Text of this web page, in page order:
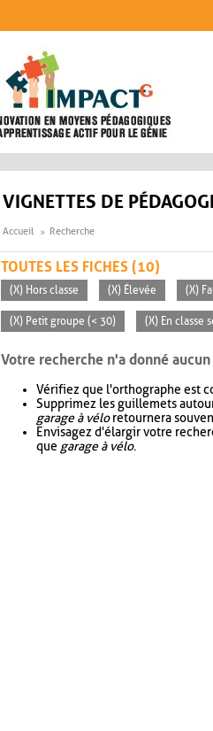
VIGNETTES DE
Accueil Recherche
TOUTES LES FICHES (10)
(X) Hors classe (X) Élevée (X)
(X) Petit groupe (< 30) (X) En classe
Votre recherche n'a donné
Vérifiez que l'orthographe est
Supprimez les guillemets
garage à véloretournera
Envisagez d'élargir votre
que garage à vélo.